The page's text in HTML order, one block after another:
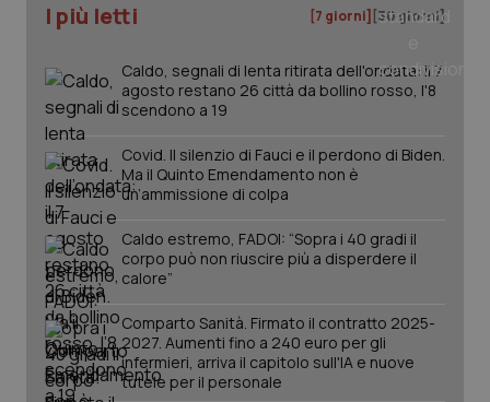
I più letti [7 giorni] [30 giorni]
Caldo, segnali di lenta ritirata dell'ondata: il 7
agosto restano 26 città da bollino rosso, l'8
scendono a 19
Covid. Il silenzio di Fauci e il perdono di Biden.
Ma il Quinto Emendamento non è
un’ammissione di colpa
Caldo estremo, FADOI: “Sopra i 40 gradi il
corpo può non riuscire più a disperdere il
calore”
Comparto Sanità. Firmato il contratto 2025-
2027. Aumenti fino a 240 euro per gli
infermieri, arriva il capitolo sull'IA e nuove
tutele per il personale
.quotidianosanita.it